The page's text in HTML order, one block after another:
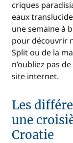
criques
eaux
une semaine à
pour découvrir
Split ou de la
n’oubliez pas
site internet.
Les
une
Croatie